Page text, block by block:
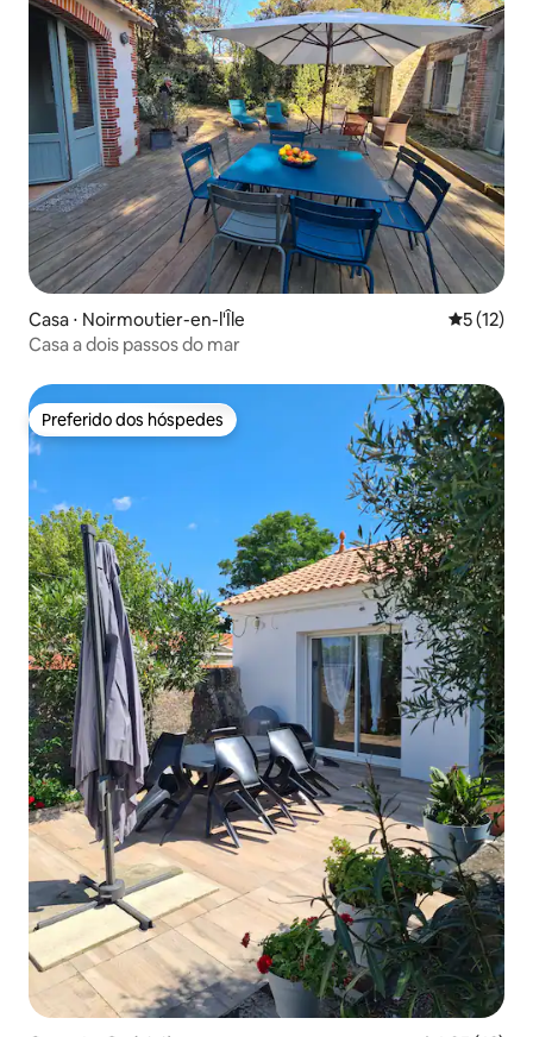
Casa ⋅ Noirmoutier-en-l'Île 5 de uma
5 (12)
Casa a dois passos do mar
Preferido dos hóspedes
Preferido dos hóspedes